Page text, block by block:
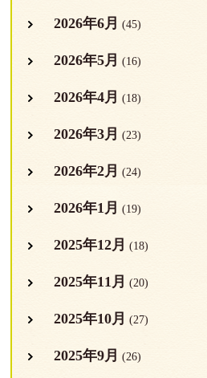
2026年6月 (45)
2026年5月 (16)
2026年4月 (18)
2026年3月 (23)
2026年2月 (24)
2026年1月 (19)
2025年12月 (18)
2025年11月 (20)
2025年10月 (27)
2025年9月 (26)